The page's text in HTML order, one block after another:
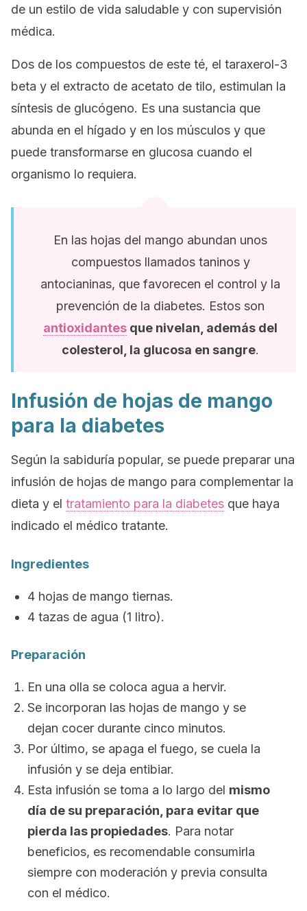
de un estilo de vida saludable y con supervisión
médica.
Dos de los compuestos de este té, el taraxerol-3
beta y el extracto de acetato de tilo, estimulan la
síntesis de glucógeno. Es una sustancia que
abunda en el hígado y en los músculos y que
puede transformarse en glucosa cuando el
organismo lo requiera.
En las hojas del mango abundan unos
compuestos llamados taninos y
antocianinas, que favorecen el control y la
prevención de la diabetes. Estos son
antioxidantes que nivelan, además del
colesterol, la glucosa en sangre.
Infusión de hojas de mango
para la diabetes
Según la sabiduría popular, se puede preparar una
infusión de hojas de mango para complementar la
dieta y el tratamiento para la diabetes que haya
indicado el médico tratante.
Ingredientes
4 hojas de mango tiernas.
4 tazas de agua (1 litro).
Preparación
En una olla se coloca agua a hervir.
Se incorporan las hojas de mango y se
dejan cocer durante cinco minutos.
Por último, se apaga el fuego, se cuela la
infusión y se deja entibiar.
Esta infusión se toma a lo largo del mismo
día de su preparación, para evitar que
pierda las propiedades. Para notar
beneficios, es recomendable consumirla
siempre con moderación y previa consulta
con el médico.